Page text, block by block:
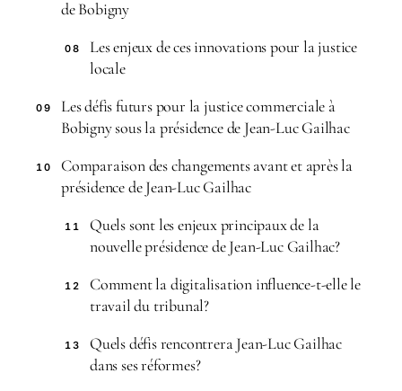
de Bobigny
08
Les enjeux de ces innovations pour la justice
locale
09
Les défis futurs pour la justice commerciale à
Bobigny sous la présidence de Jean-Luc Gailhac
10
Comparaison des changements avant et après la
présidence de Jean-Luc Gailhac
11
Quels sont les enjeux principaux de la
nouvelle présidence de Jean-Luc Gailhac?
12
Comment la digitalisation influence-t-elle le
travail du tribunal?
13
Quels défis rencontrera Jean-Luc Gailhac
dans ses réformes?